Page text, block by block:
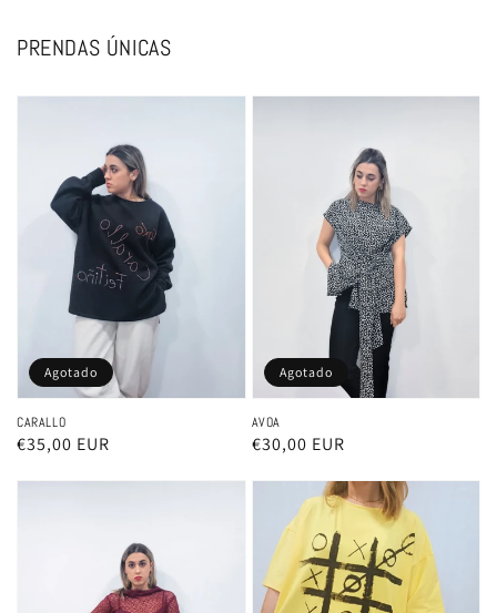
PRENDAS ÚNICAS
CARALLO
Precio
€35,00 EUR
Agotado
AVOA
Precio
€30,00 EUR
Agotado